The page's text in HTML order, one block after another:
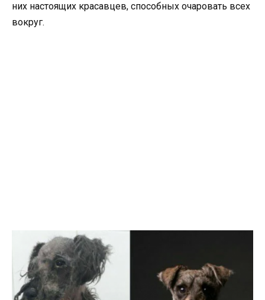
них настоящих красавцев, способных очаровать всех
вокруг.